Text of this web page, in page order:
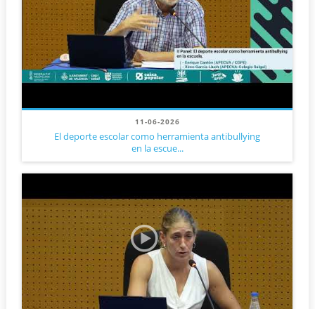
11-06-2026
El deporte escolar como herramienta antibullying
en la escue...